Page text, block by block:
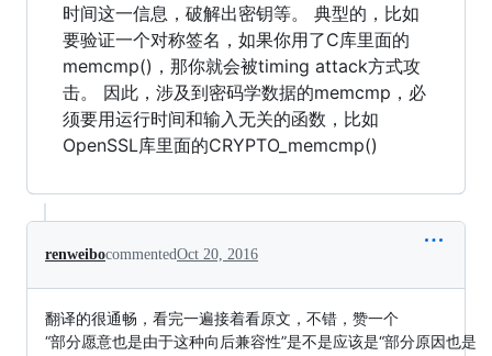
时间这一信息，破解出密钥等。 典型的，比如
要验证一个对称签名，如果你用了C库里面的
memcmp()，那你就会被timing attack方式攻
击。 因此，涉及到密码学数据的memcmp，必
须要用运行时间和输入无关的函数，比如
OpenSSL库里面的CRYPTO_memcmp()
renweibocommentedOct 20, 2016
翻译的很通畅，看完一遍接着看原文，不错，赞一个
“部分愿意也是由于这种向后兼容性”是不是应该是“部分原因也是